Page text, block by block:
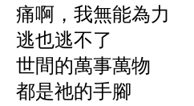
痛啊，我無能為力
逃也逃不了
世間的萬事萬物
都是祂的手腳